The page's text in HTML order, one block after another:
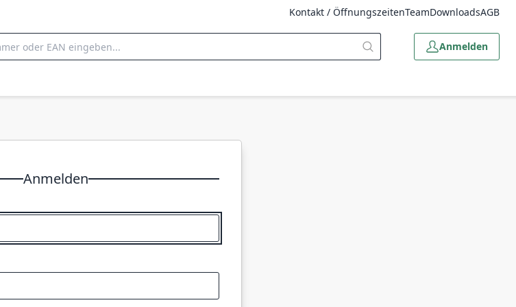
Kontakt / ÖffnungszeitenTeamDownloadsAGB
Anmelden
Anmelden